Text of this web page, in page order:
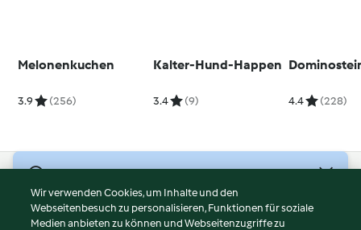
Melonenkuchen
3.9 (256)
Kalter-Hund-Happen
3.4 (9) 4.4 (228)
Nutzungsbedingungen
Wir verwenden Cookies, um Inhalte und den
Webseitenbesuch zu personalisieren, Funktionen für soziale
Medien anbieten zu können und Webseitenzugriffe zu